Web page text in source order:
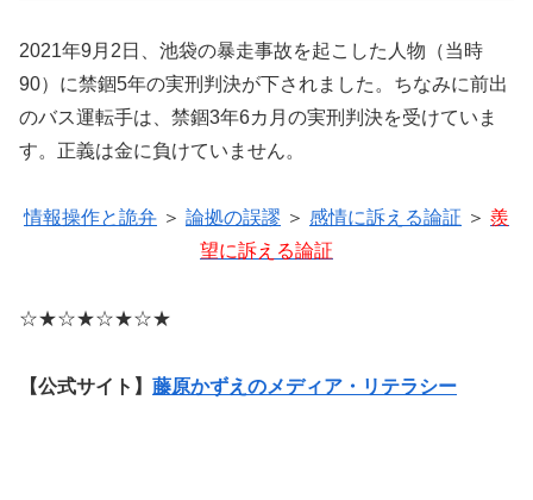
2021年9月2日、池袋の暴走事故を起こした人物（当時
90）に禁錮5年の実刑判決が下されました。ちなみに前出
のバス運転手は、禁錮3年6カ月の実刑判決を受けていま
す。正義は金に負けていません。
情報操作と詭弁 ＞ 論拠の誤謬 ＞ 感情に訴える論証 ＞ 羨
望に訴える論証
☆★☆★☆★☆★
【公式サイト】 藤原かずえのメディア・リテラシー